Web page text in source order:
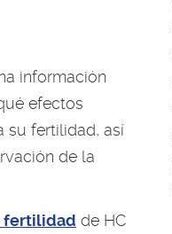
información
efectos
su fertilidad, así
de la
fertilidad de HC